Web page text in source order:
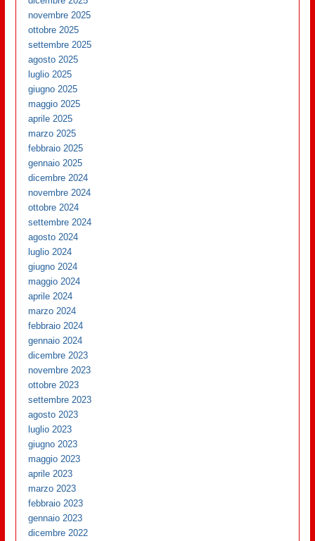
novembre 2025
ottobre 2025
settembre 2025
agosto 2025
luglio 2025
giugno 2025
maggio 2025
aprile 2025
marzo 2025
febbraio 2025
gennaio 2025
dicembre 2024
novembre 2024
ottobre 2024
settembre 2024
agosto 2024
luglio 2024
giugno 2024
maggio 2024
aprile 2024
marzo 2024
febbraio 2024
gennaio 2024
dicembre 2023
novembre 2023
ottobre 2023
settembre 2023
agosto 2023
luglio 2023
giugno 2023
maggio 2023
aprile 2023
marzo 2023
febbraio 2023
gennaio 2023
dicembre 2022